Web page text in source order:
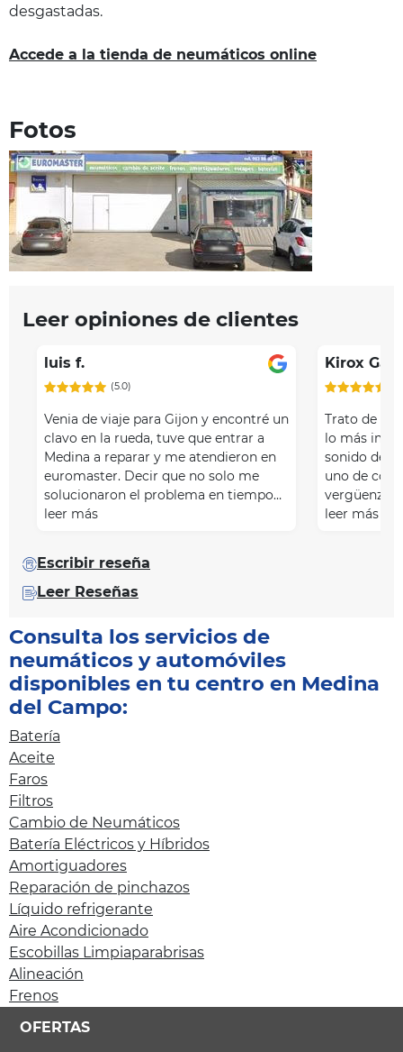
desgastadas.
Accede a la tienda de neumáticos online
Fotos
Leer opiniones de clientes
luis f.
(5.0)
Venia de viaje para Gijon y encontré un
clavo en la rueda, tuve que entrar a
Medina a reparar y me atendieron en
euromaster. Decir que no solo me
solucionaron el problema en tiempo…
leer más
Kirox
Trato de
lo más
sonido de
uno de
vergüenza
leer más
Escribir reseña
Leer Reseñas
Consulta los servicios de
neumáticos y automóviles
disponibles en tu centro en Medina
del Campo:
Batería
Aceite
Faros
Filtros
Cambio de Neumáticos
Batería Eléctricos y Híbridos
Amortiguadores
Reparación de pinchazos
Líquido refrigerante
Aire Acondicionado
Escobillas Limpiaparabrisas
Alineación
Frenos
OFERTAS